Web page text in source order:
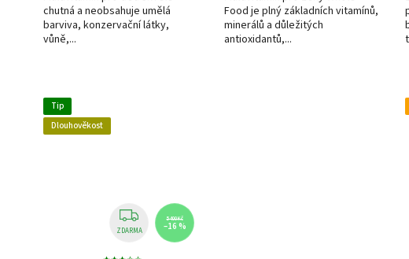
chutná a neobsahuje umělá
barviva, konzervační látky,
vůně,...
Food je plný základních vitamínů,
minerálů a důležitých
antioxidantů,...
Tip
Dlouhověkost
ZDARMA
5 400 Kč
–16 %